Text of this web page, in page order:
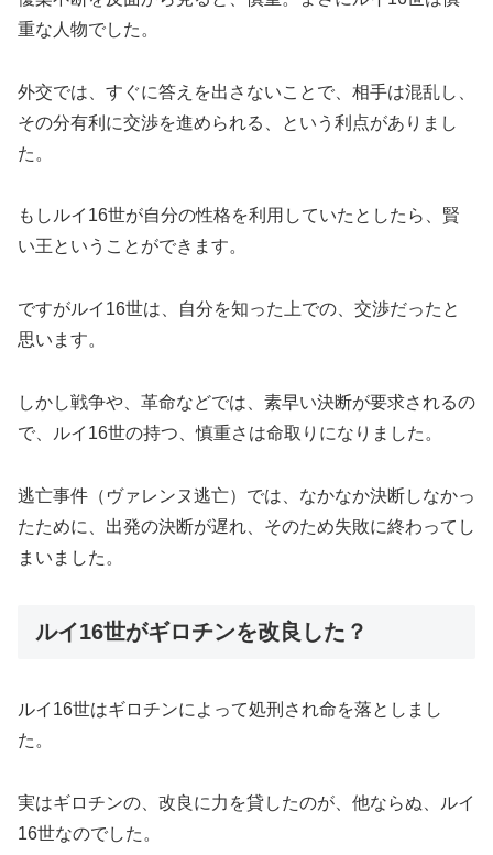
重な人物でした。
外交では、すぐに答えを出さないことで、相手は混乱し、
その分有利に交渉を進められる、という利点がありまし
た。
もしルイ16世が自分の性格を利用していたとしたら、賢
い王ということができます。
ですがルイ16世は、自分を知った上での、交渉だったと
思います。
しかし戦争や、革命などでは、素早い決断が要求されるの
で、ルイ16世の持つ、慎重さは命取りになりました。
逃亡事件（ヴァレンヌ逃亡）では、なかなか決断しなかっ
たために、出発の決断が遅れ、そのため失敗に終わってし
まいました。
ルイ16世がギロチンを改良した？
ルイ16世はギロチンによって処刑され命を落としまし
た。
実はギロチンの、改良に力を貸したのが、他ならぬ、ルイ
16世なのでした。